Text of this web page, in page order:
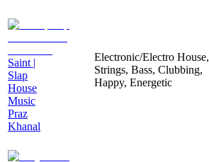
Saint |
Slap
House
Music
Praz
Khanal
Electronic/Electro House,
Strings, Bass, Clubbing,
Happy, Energetic